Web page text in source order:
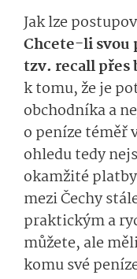
Jak lze
Chcete-li svou
tzv. recall přes
k tomu, že je
obchodníka a
o peníze téměř
ohledu tedy
okamžité
mezi Čechy
praktickým a
můžete, ale
komu své